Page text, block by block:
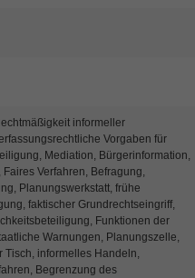
informeller
Vorgaben für
Mediation, Bürgerinformation,
Verfahren, Befragung,
Planungswerkstatt, frühe
faktischer Grundrechtseingriff,
Funktionen der
Warnungen, Planungszelle,
Tisch, informelles Handeln,
Begrenzung des